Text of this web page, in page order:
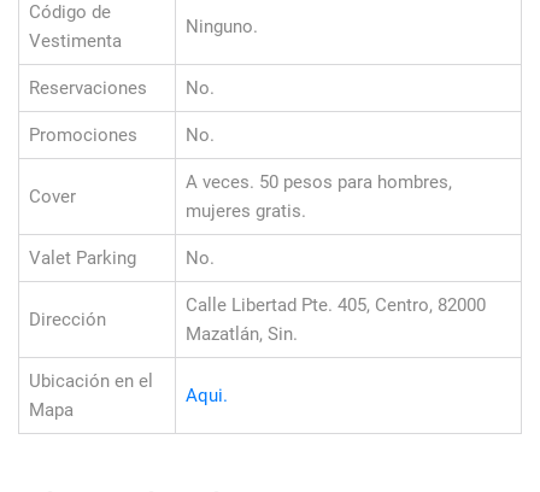
Código de
Vestimenta
Ninguno.
Reservaciones No.
Promociones No.
Cover
A veces. 50 pesos para hombres,
mujeres gratis.
Valet Parking No.
Dirección
Calle Libertad Pte. 405, Centro, 82000
Mazatlán, Sin.
Ubicación en el
Mapa
Aqui.